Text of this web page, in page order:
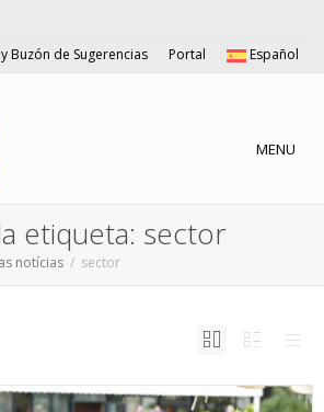
Buzón de Sugerencias Portal Español
Cambiar
MENU
etiqueta: sector
notícias sector